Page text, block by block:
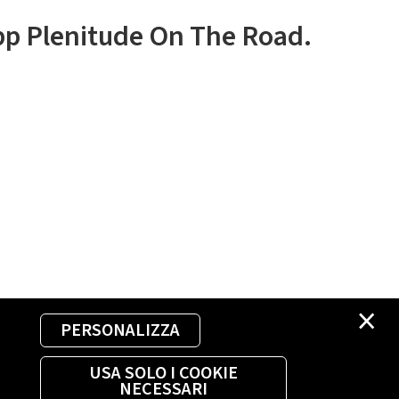
×
PERSONALIZZA
USA SOLO I COOKIE
NECESSARI
Plenitude On The Road.